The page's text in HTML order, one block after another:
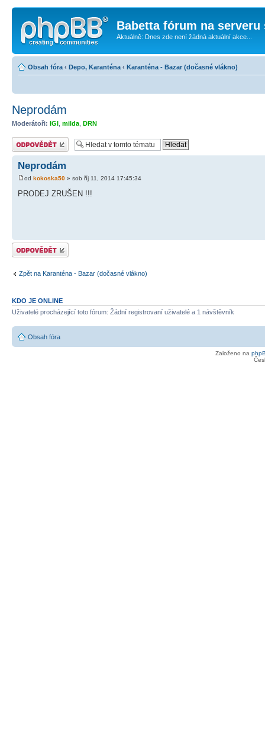
Babetta fórum na serveru
Aktuálně: Dnes zde není žádná aktuální akce...
Obsah fóra ‹ Depo, Karanténa ‹ Karanténa - Bazar (dočasné vlákno)
Neprodám
Moderátoři: IGI milda DRN
Odeslat odpověď
Neprodám
od kokoska50 » sob říj 11, 2014 17:45:34
PRODEJ ZRUŠEN !!!
Odeslat odpověď
Zpět na Karanténa - Bazar (dočasné vlákno)
KDO JE ONLINE
Uživatelé procházející toto fórum: Žádní registrovaní uživatelé a 1 návštěvník
Obsah fóra
Založeno na